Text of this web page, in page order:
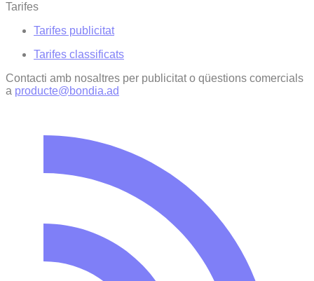
Tarifes
Tarifes publicitat
Tarifes classificats
Contacti amb nosaltres per publicitat o qüestions comercials
a producte@bondia.ad